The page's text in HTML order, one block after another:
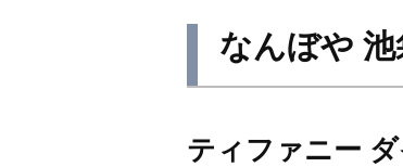
なんぼや 池
ティファニー